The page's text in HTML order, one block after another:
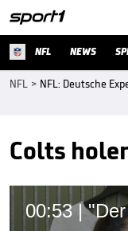
NFL NEWS
NFL > NFL: Deutsche
Colts